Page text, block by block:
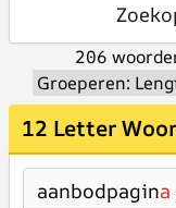
206
12 Letter
aanbodpagina